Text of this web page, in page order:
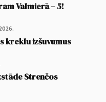
Valmierā – 5!
kreklu izšuvumus
Strenčos